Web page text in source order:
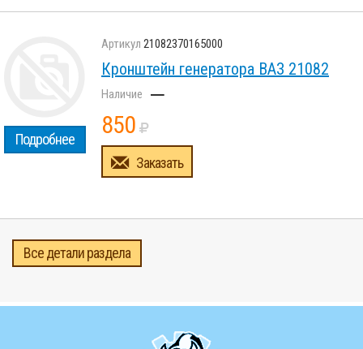
Подробнее
21082370165000
Кронштейн генератора ВАЗ 21082
–
850
Заказать
Все детали раздела